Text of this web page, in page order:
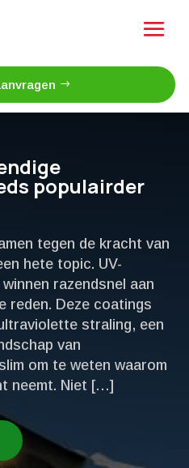
populairder
tegen de kracht van
hete topic.​ UV-
razendsnel aan
reden.​ Deze coatings
straling, een
van
om te weten waarom
neemt.​ Niet […]